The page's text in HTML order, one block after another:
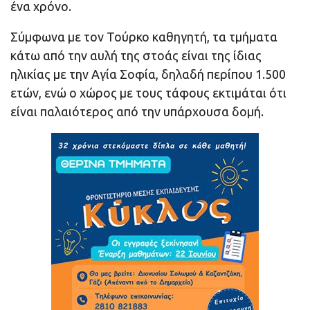
ένα χρόνο.
Σύμφωνα με τον Τούρκο καθηγητή, τα τμήματα
κάτω από την αυλή της στοάς είναι της ίδιας
ηλικίας με την Αγία Σοφία, δηλαδή περίπου 1.500
ετών, ενώ ο χώρος με τους τάφους εκτιμάται ότι
είναι παλαιότερος από την υπάρχουσα δομή.